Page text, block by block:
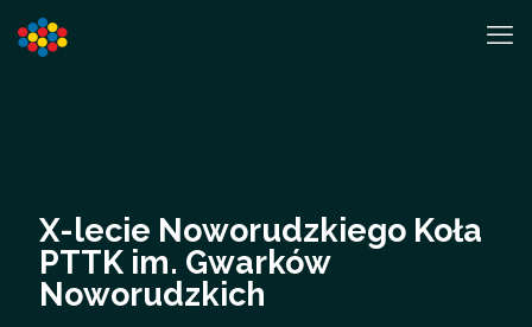
X-lecie Noworudzkiego Koła
PTTK im. Gwarków
Noworudzkich